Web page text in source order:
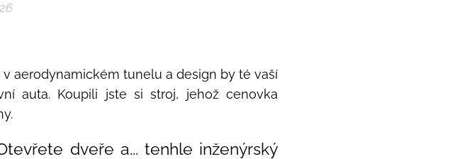
aerodynamickém tunelu a design by té vaší
auta. Koupili jste si stroj, jehož cenovka
dveře a... tenhle inženýrský